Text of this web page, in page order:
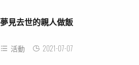
夢見去世的親人做飯
活動 2021-07-07